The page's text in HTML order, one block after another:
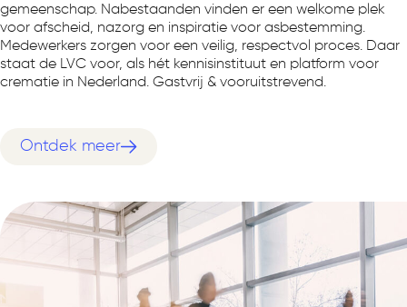
gemeenschap. Nabestaanden vinden er een welkome plek
voor afscheid, nazorg en inspiratie voor asbestemming.
Medewerkers zorgen voor een veilig, respectvol proces. Daar
staat de LVC voor, als hét kennisinstituut en platform voor
crematie in Nederland. Gastvrij & vooruitstrevend.
Ontdek meer